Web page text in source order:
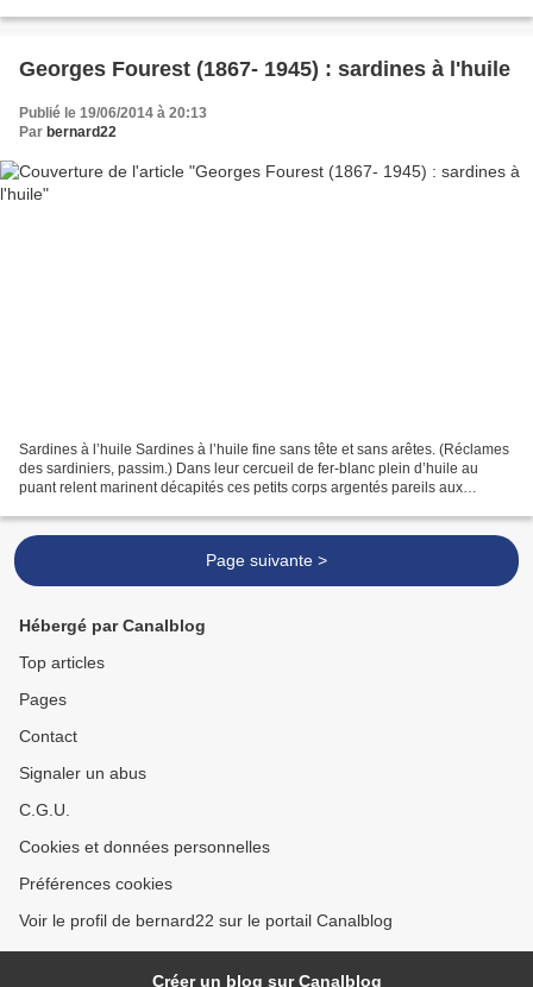
Georges Fourest (1867- 1945) : sardines à l'huile
Publié le 19/06/2014 à 20:13
Par bernard22
Sardines à l’huile Sardines à l’huile fine sans tête et sans arêtes. (Réclames
des sardiniers, passim.) Dans leur cercueil de fer-blanc plein d’huile au
puant relent marinent décapités ces petits corps argentés pareils aux
Page suivante >
Hébergé par Canalblog
Top articles
Pages
Contact
Signaler un abus
C.G.U.
Cookies et données personnelles
Préférences cookies
Voir le profil de bernard22 sur le portail Canalblog
Créer un blog sur Canalblog